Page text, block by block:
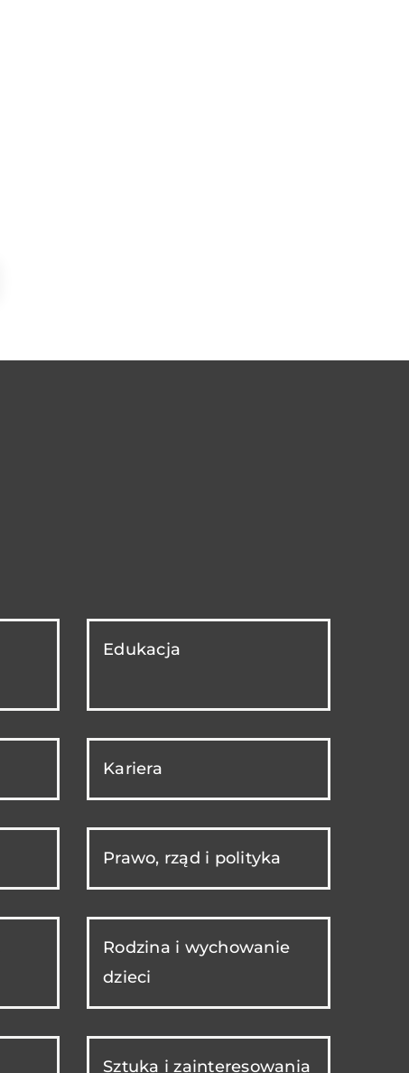
Edukacja
Kariera
Prawo, rząd i polityka
Rodzina i wychowanie
dzieci
Sztuka i zainteresowania